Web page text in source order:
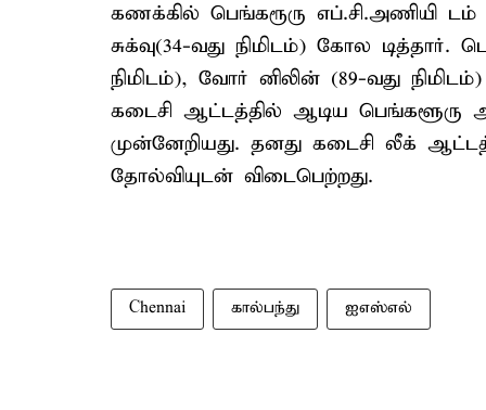
கணக்கில் பெங்கரூரு எப்.சி.அணியி
சுக்வு(34-வது நிமிடம்) கோல
நிமிடம்), வோர் னிலின் (89-வது
கடைசி ஆட்டத்தில் ஆடிய பெங்களூரு
முன்னேறியது. தனது கடைசி லீக்
தோல்வியுடன் விடைபெற்றது.
Chennai கால்பந்து ஐஎஸ்எல்